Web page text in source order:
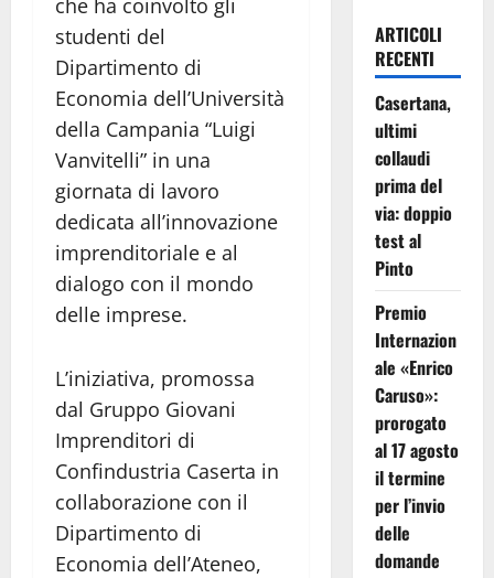
che ha coinvolto gli
studenti del
Dipartimento di
Economia dell’Università
della Campania “Luigi
Vanvitelli” in una
giornata di lavoro
dedicata all’innovazione
imprenditoriale e al
dialogo con il mondo
delle imprese.
L’iniziativa, promossa
dal Gruppo Giovani
Imprenditori di
Confindustria Caserta in
collaborazione con il
Dipartimento di
Economia dell’Ateneo,
ARTICOLI
RECENTI
Casertana,
ultimi
collaudi
prima del
via: doppio
test al
Pinto
Premio
Internazion
ale «Enrico
Caruso»:
prorogato
al 17 agosto
il termine
per l’invio
delle
domande